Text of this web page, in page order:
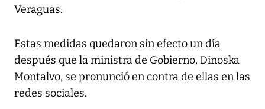
Veraguas.
Estas medidas quedaron sin efecto un día
después que la ministra de Gobierno, Dinoska
Montalvo, se pronunció en contra de ellas en las
redes sociales.